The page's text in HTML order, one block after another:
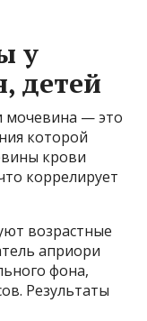
у
детей
мочевина — это
которой
крови
коррелирует
возрастные
априори
фона,
Результаты